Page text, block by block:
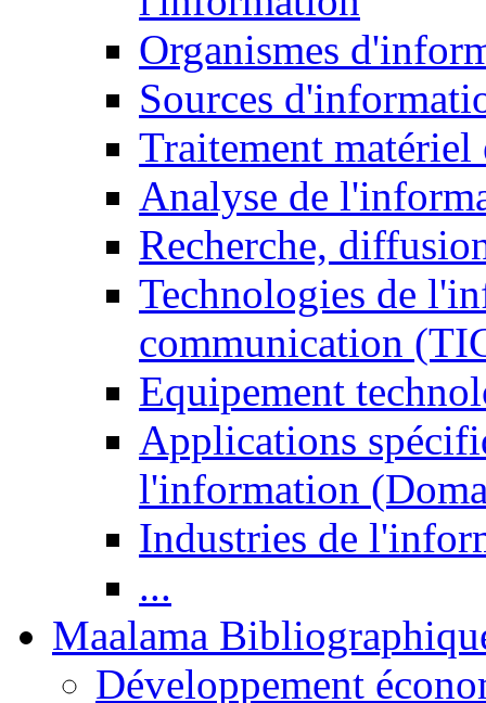
Organismes
Sources
Traitement matériel
Analyse de
Recherche,
Technologies de
communication
Equipement
Applications
l'information
Industries de
...
Maalama
Développement